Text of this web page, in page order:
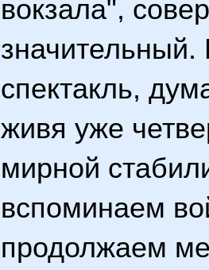
вокзала",
значительный.
спектакль,
живя уже
мирной
вспоминаем
продолжаем